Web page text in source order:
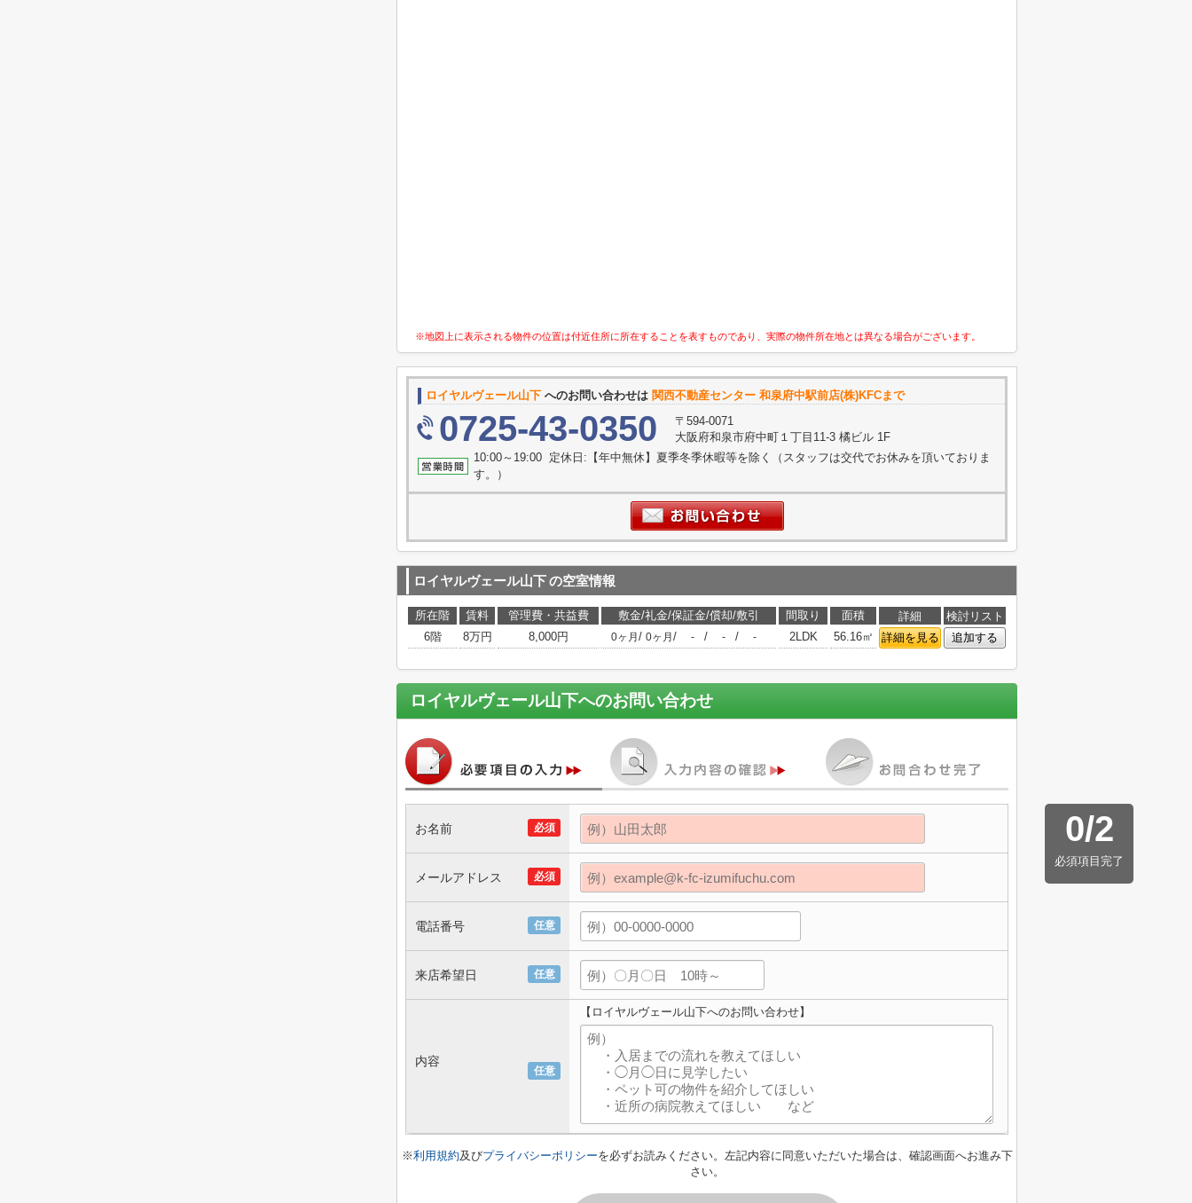
※地図上に表示される物件の位置は付近住所に所在することを表すものであり、実際の物件所在地とは異なる場合がございます。
ロイヤルヴェール山下 へのお問い合わせは 関西不動産センター 和泉府中駅前店(株)KFCまで
0725-43-0350
〒594-0071
大阪府和泉市府中町１丁目11-3 橘ビル 1F
10:00～19:00 定休日:【年中無休】夏季冬季休暇等を除く（スタッフは交代でお休みを頂いておりま
す。）
ロイヤルヴェール山下の空室情報
所在階 賃料 管理費・共益費 敷金/礼金/保証金/償却/敷引 間取り 面積 詳細
検討リスト
6階
8万円 8,000円 0ヶ月 / 0ヶ月 / - / - / - 2LDK 56.16㎡ 詳細を見る 追加する
ロイヤルヴェール山下へのお問い合わせ
0/2
必須項目完了
必須
お名前
必須
メールアドレス
任意
電話番号
任意
来店希望日
任意
内容
【ロイヤルヴェール山下へのお問い合わせ】
※利用規約及びプライバシーポリシーを必ずお読みください。左記内容に同意いただいた場合は、確認画面へお進み下
さい。